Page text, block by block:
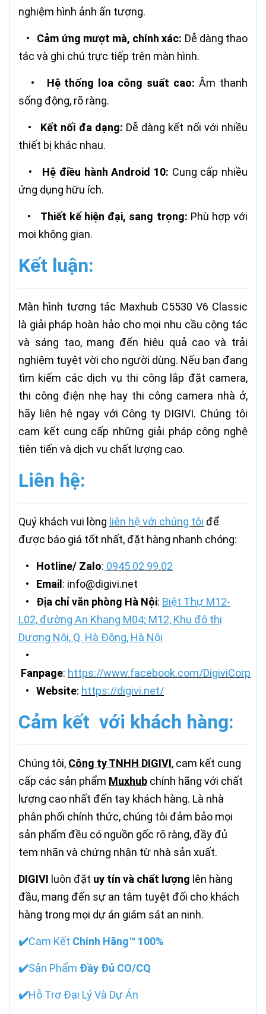
nghiệm hình ảnh ấn tượng.
• Cảm ứng mượt mà, chính xác: Dễ dàng thao
tác và ghi chú trực tiếp trên màn hình.
• Hệ thống loa công suất cao: Âm thanh
sống động, rõ ràng.
• Kết nối đa dạng: Dễ dàng kết nối với nhiều
thiết bị khác nhau.
• Hệ điều hành Android 10: Cung cấp nhiều
ứng dụng hữu ích.
• Thiết kế hiện đại, sang trọng: Phù hợp với
mọi không gian.
Kết luận:
Màn hình tương tác Maxhub C5530 V6 Classic
là giải pháp hoàn hảo cho mọi nhu cầu cộng tác
và sáng tạo, mang đến hiệu quả cao và trải
nghiệm tuyệt vời cho người dùng. Nếu bạn đang
tìm kiếm các dịch vụ thi công lắp đặt camera,
thi công điện nhẹ hay thi công camera nhà ở,
hãy liên hệ ngay với Công ty DIGIVI. Chúng tôi
cam kết cung cấp những giải pháp công nghệ
tiên tiến và dịch vụ chất lượng cao.
Liên hệ:
Quý khách vui lòng liên hệ với chúng tôi để
được báo giá tốt nhất, đặt hàng nhanh chóng:
• Hotline/ Zalo: 0945.02.99.02
• Email : info@digivi.net
• Địa chỉ văn phòng Hà Nội: Biệt Thự M12-
L02, đường An Khang M04; M12, Khu đô thị
Dương Nội, Q. Hà Đông, Hà Nội
•
Fanpage: https://www.facebook.com/DigiviCorp
• Website: https://digivi.net/
Cảm kết với khách hàng:
Chúng tôi, Công ty TNHH DIGIVI, cam kết cung
cấp các sản phẩm Muxhub chính hãng với chất
lượng cao nhất đến tay khách hàng. Là nhà
phân phối chính thức, chúng tôi đảm bảo mọi
sản phẩm đều có nguồn gốc rõ ràng, đầy đủ
tem nhãn và chứng nhận từ nhà sản xuất.
DIGIVI luôn đặt uy tín và chất lượng lên hàng
đầu, mang đến sự an tâm tuyệt đối cho khách
hàng trong mọi dự án giám sát an ninh.
✔️Cam Kết Chính Hãng™ 100%
✔️Sản Phẩm Đầy Đủ CO/CQ
✔️Hỗ Trợ Đại Lý Và Dự Án